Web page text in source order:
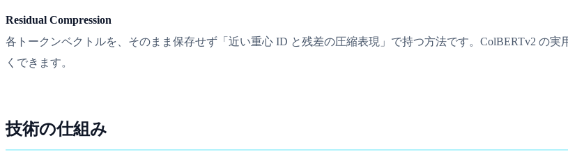
Residual Compression
各トークンベクトルを、そのまま保存せず「近い重心 ID と残差の圧縮表現」で持つ方法です。ColBERTv2 の実
くできます。
技術の仕組み